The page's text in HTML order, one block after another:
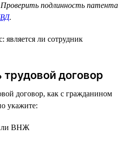
Проверить подлинность патента
.
является ли сотрудник
договор
договор, как с гражданином
укажите:
ВНЖ